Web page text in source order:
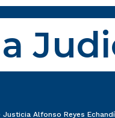
Alfonso Reyes